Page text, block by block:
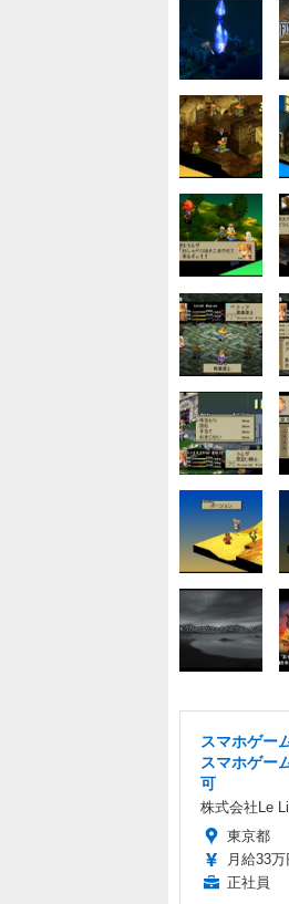
スマホゲー
スマホゲー
可
株式会社Le
東京都
月給33
正社員